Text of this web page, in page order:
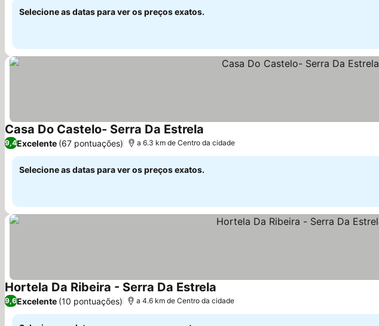
Selecione as datas para ver os preços exatos.
Casa Do Castelo- Serra Da Estrela
9,4Excelente (67 pontuações) a 6.3 km de Centro da cidade
Selecione as datas para ver os preços exatos.
Hortela Da Ribeira - Serra Da Estrela
9,6Excelente (10 pontuações) a 4.6 km de Centro da cidade